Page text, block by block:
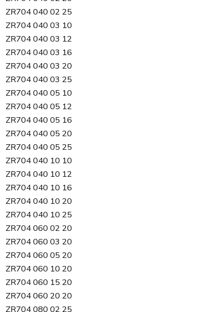
ZR704 040 02 25
ZR704 040 03 10
ZR704 040 03 12
ZR704 040 03 16
ZR704 040 03 20
ZR704 040 03 25
ZR704 040 05 10
ZR704 040 05 12
ZR704 040 05 16
ZR704 040 05 20
ZR704 040 05 25
ZR704 040 10 10
ZR704 040 10 12
ZR704 040 10 16
ZR704 040 10 20
ZR704 040 10 25
ZR704 060 02 20
ZR704 060 03 20
ZR704 060 05 20
ZR704 060 10 20
ZR704 060 15 20
ZR704 060 20 20
ZR704 080 02 25